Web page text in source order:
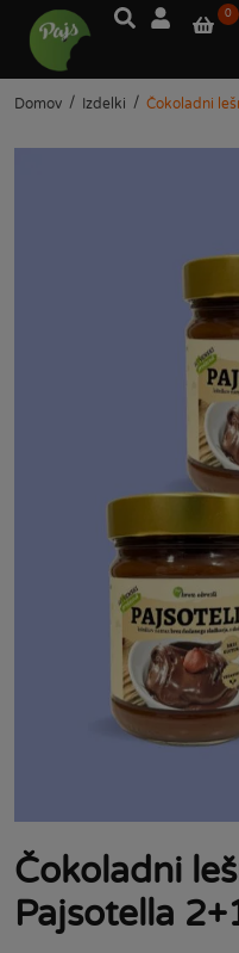
0
Domov / Izdelki / Čokoladni
Čokoladni
Pajsotella